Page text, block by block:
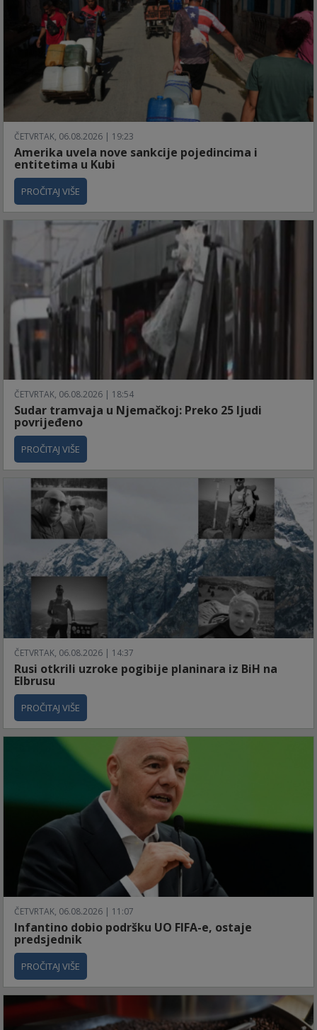
ČETVRTAK, 06.08.2026 | 19:23
Amerika uvela nove sankcije pojedincima i
entitetima u Kubi
PROČITAJ VIŠE
ČETVRTAK, 06.08.2026 | 18:54
Sudar tramvaja u Njemačkoj: Preko 25 ljudi
povrijeđeno
PROČITAJ VIŠE
ČETVRTAK, 06.08.2026 | 14:37
Rusi otkrili uzroke pogibije planinara iz BiH na
Elbrusu
PROČITAJ VIŠE
ČETVRTAK, 06.08.2026 | 11:07
Infantino dobio podršku UO FIFA-e, ostaje
predsjednik
PROČITAJ VIŠE